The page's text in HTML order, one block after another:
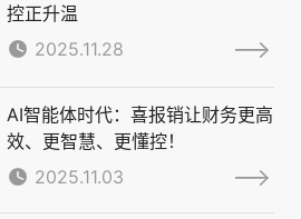
控正升温
2025.11.28
AI智能体时代：喜报销让财务更高
效、更智慧、更懂控！
2025.11.03